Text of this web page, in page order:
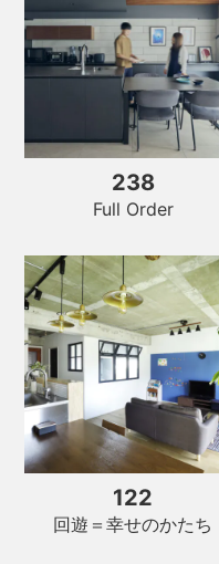
238
Full Order
122
回遊＝幸せのかたち